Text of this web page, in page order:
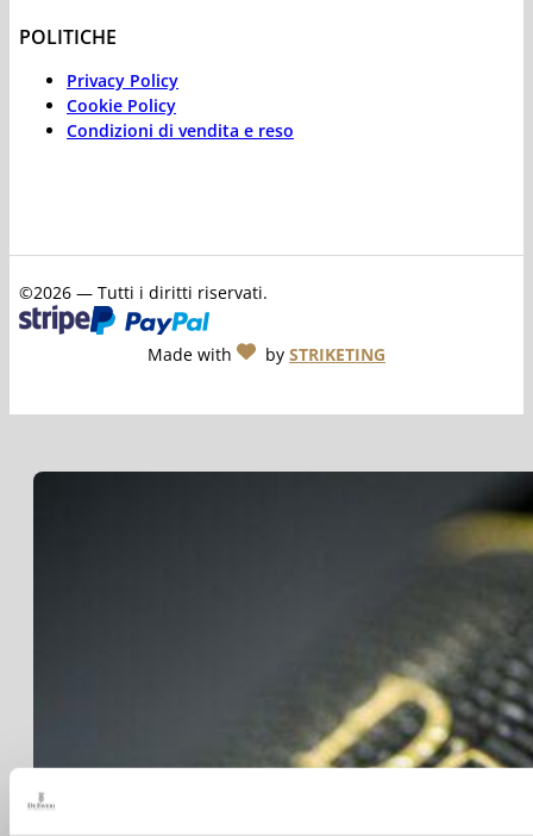
POLITICHE
Privacy Policy
Cookie Policy
Condizioni di vendita e reso
©2026 — Tutti i diritti riservati.
Made with by STRIKETING